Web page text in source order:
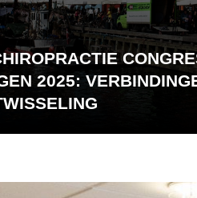
2025: